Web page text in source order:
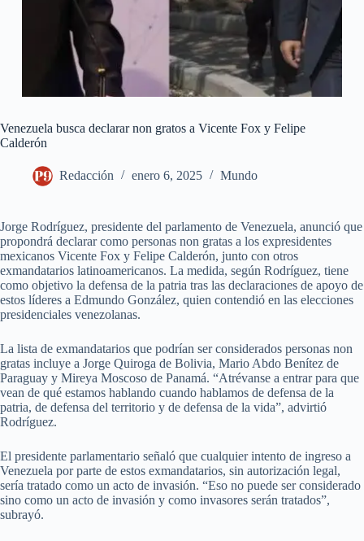
Venezuela busca declarar non gratos a Vicente Fox y Felipe
Calderón
Redacción enero 6, 2025 Mundo
Jorge Rodríguez, presidente del parlamento de Venezuela, anunció que
propondrá declarar como personas non gratas a los expresidentes
mexicanos Vicente Fox y Felipe Calderón, junto con otros
exmandatarios latinoamericanos. La medida, según Rodríguez, tiene
como objetivo la defensa de la patria tras las declaraciones de apoyo de
estos líderes a Edmundo González, quien contendió en las elecciones
presidenciales venezolanas.
La lista de exmandatarios que podrían ser considerados personas non
gratas incluye a Jorge Quiroga de Bolivia, Mario Abdo Benítez de
Paraguay y Mireya Moscoso de Panamá. “Atrévanse a entrar para que
vean de qué estamos hablando cuando hablamos de defensa de la
patria, de defensa del territorio y de defensa de la vida”, advirtió
Rodríguez.
El presidente parlamentario señaló que cualquier intento de ingreso a
Venezuela por parte de estos exmandatarios, sin autorización legal,
sería tratado como un acto de invasión. “Eso no puede ser considerado
sino como un acto de invasión y como invasores serán tratados”,
subrayó.